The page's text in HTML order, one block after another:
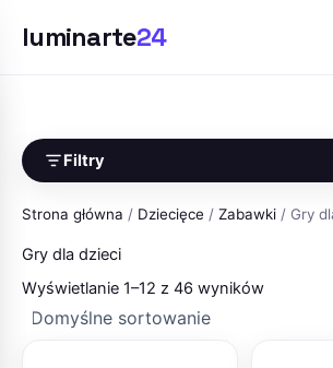
luminarte24
treści
Filtry
Strona główna / Dziecięce / Zabawki / Gry
Gry dla dzieci
Wyświetlanie 1–12 z 46 wyników